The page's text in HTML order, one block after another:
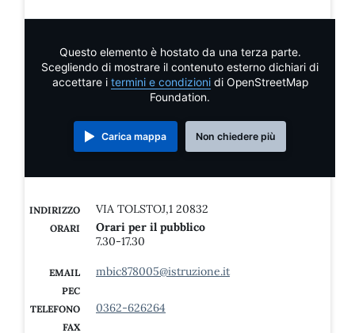
Questo elemento è hostato da una terza parte.
Scegliendo di mostrare il contenuto esterno dichiari di
accettare i termini e condizionidi OpenStreetMap
Foundation.
Carica mappa Non chiedere più
INDIRIZZO VIA TOLSTOJ,1 20832
ORARI
Orari per il pubblico
7.30-17.30
EMAIL mbic878005@istruzione.it
PEC
TELEFONO
0362-626264
FAX